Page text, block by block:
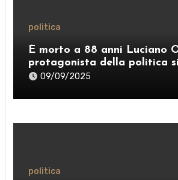
politica
È morto a 88 anni Luciano
protagonista della politica
09/09/2025
politica